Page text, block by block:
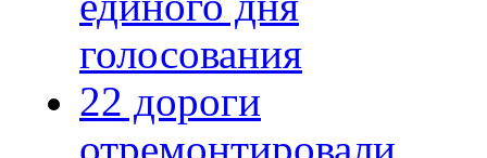
голосования
22 дороги